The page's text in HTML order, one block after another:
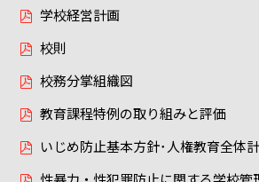
学校経営計画
校則
校務分掌組織図
教育課程特例の取り組みと評価
いじめ防止基本方針･人権教育全体